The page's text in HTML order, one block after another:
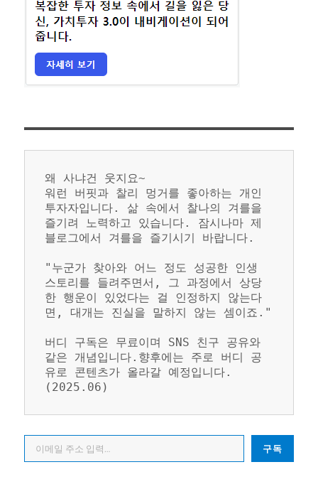
왜 사냐건 웃지요~
워런 버핏과 찰리 멍거를 좋아하는 개인
투자자입니다. 삶 속에서 찰나의 겨를을
즐기려 노력하고 있습니다. 잠시나마 제
블로그에서 겨를을 즐기시기 바랍니다.
"누군가 찾아와 어느 정도 성공한 인생
스토리를 들려주면서, 그 과정에서 상당
한 행운이 있었다는 걸 인정하지 않는다
면, 대개는 진실을 말하지 않는 셈이죠."
버디 구독은 무료이며 SNS 친구 공유와
같은 개념입니다.향후에는 주로 버디 공
유로 콘텐츠가 올라갈 예정입니다.
(2025.06)
이메일 주소 입력…
구독